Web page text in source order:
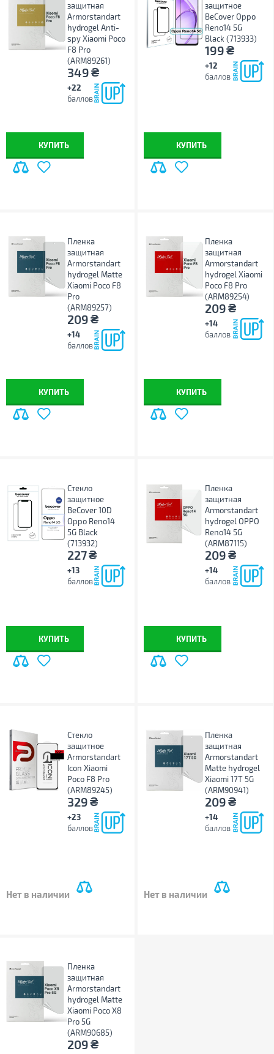
защитная
Armorstandart
hydrogel Anti-
spy Xiaomi Poco
F8 Pro
(ARM89261)
349₴
+22
баллов
КУПИТЬ
защитное
BeCover Oppo
Reno14 5G
Black (713933)
199₴
+12
баллов
КУПИТЬ
Пленка
защитная
Armorstandart
hydrogel Matte
Xiaomi Poco F8
Pro
(ARM89257)
209₴
+14
баллов
КУПИТЬ
Пленка
защитная
Armorstandart
hydrogel Xiaomi
Poco F8 Pro
(ARM89254)
209₴
+14
баллов
КУПИТЬ
Стекло
защитное
BeCover 10D
Oppo Reno14
5G Black
(713932)
227₴
+13
баллов
КУПИТЬ
Пленка
защитная
Armorstandart
hydrogel OPPO
Reno14 5G
(ARM87115)
209₴
+14
баллов
КУПИТЬ
Стекло
защитное
Armorstandart
Icon Xiaomi
Poco F8 Pro
(ARM89245)
329₴
+23
баллов
Нет в наличии
Пленка
защитная
Armorstandart
Matte hydrogel
Xiaomi 17T 5G
(ARM90941)
209₴
+14
баллов
Нет в наличии
Пленка
защитная
Armorstandart
hydrogel Matte
Xiaomi Poco X8
Pro 5G
(ARM90685)
209₴